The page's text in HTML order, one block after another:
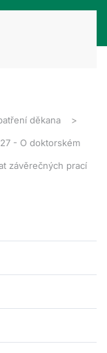
děkana
- O doktorském
závěrečných prací